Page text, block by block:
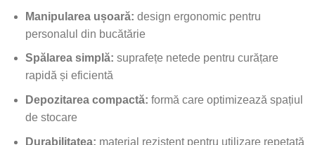
Manipularea ușoară: design ergonomic pentru
personalul din bucătărie
Spălarea simplă: suprafețe netede pentru curățare
rapidă și eficientă
Depozitarea compactă: formă care optimizează spațiul
de stocare
Durabilitatea: material rezistent pentru utilizare repetată